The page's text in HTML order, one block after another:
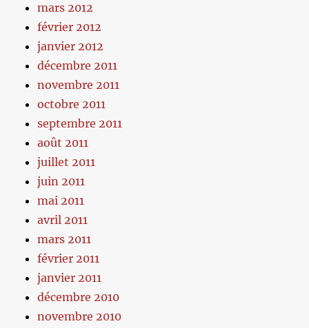
mars 2012
février 2012
janvier 2012
décembre 2011
novembre 2011
octobre 2011
septembre 2011
août 2011
juillet 2011
juin 2011
mai 2011
avril 2011
mars 2011
février 2011
janvier 2011
décembre 2010
novembre 2010